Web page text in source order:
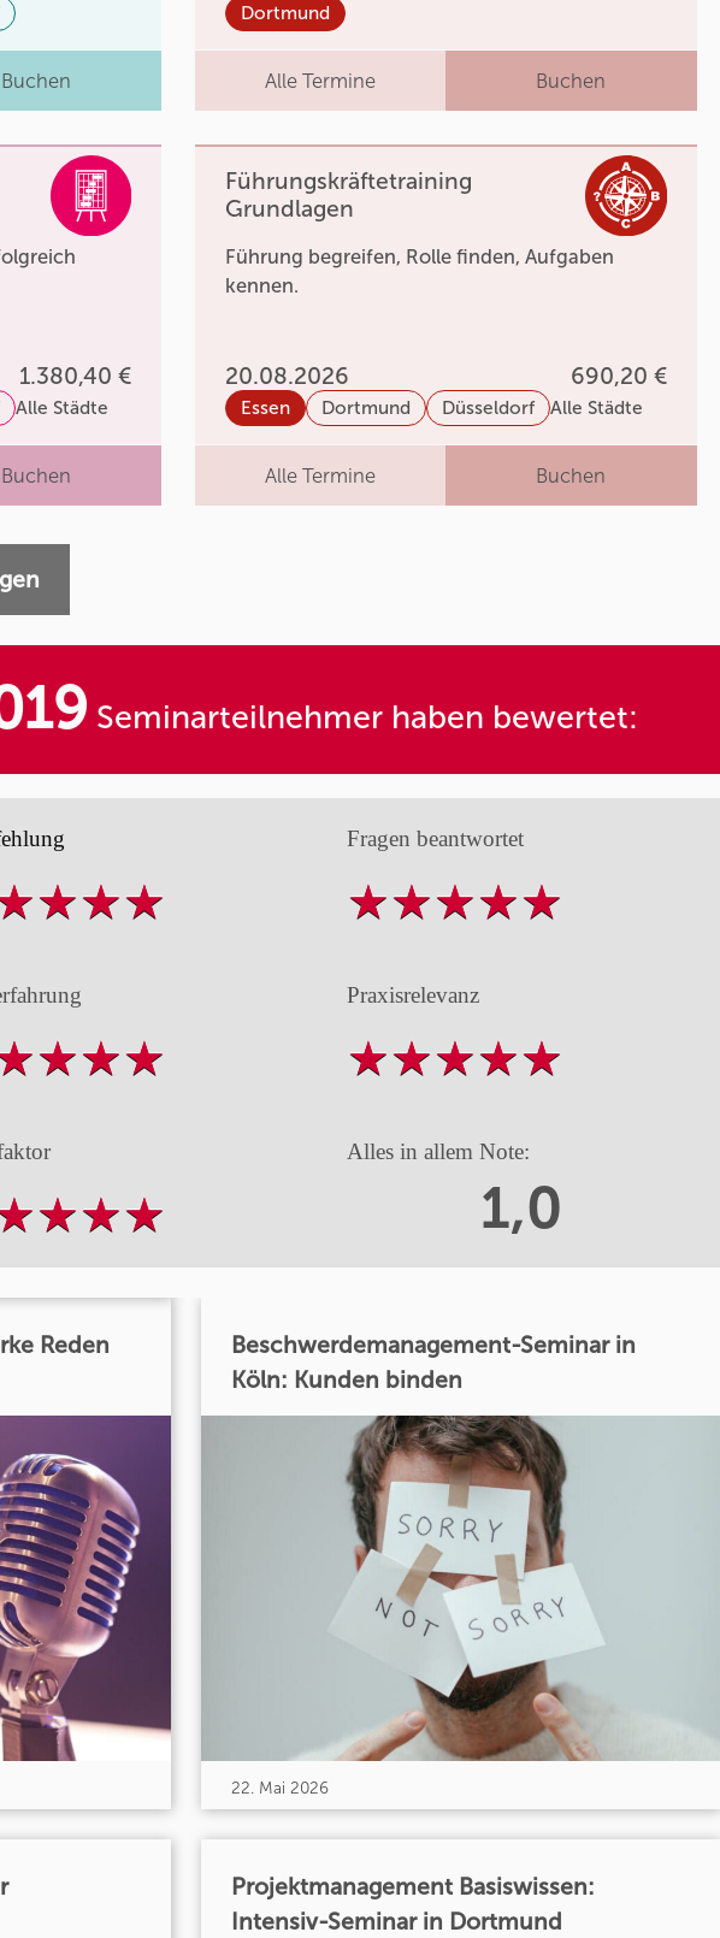
Buchen
Dortmund
Alle Termine Buchen
1.380,40 €
Alle Städte
Buchen
Führungskräftetraining
Grundlagen
Führung begreifen, Rolle finden, Aufgaben
kennen.
20.08.2026 690,20 €
Essen Dortmund Düsseldorf Alle Städte
Alle Termine Buchen
Seminarteilnehmer haben bewertet:
Fragen beantwortet
Praxisrelevanz
Alles in allem Note:
1,0
Reden
Beschwerdemanagement-Seminar in
Köln: Kunden binden
22. Mai 2026
Projektmanagement Basiswissen:
Intensiv-Seminar in Dortmund